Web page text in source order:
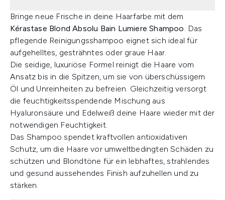
Bringe neue Frische in deine Haarfarbe mit dem
Kérastase Blond Absolu Bain Lumiere Shampoo. Das
pflegende Reinigungsshampoo eignet sich ideal für
aufgehelltes, gesträhntes oder graue Haar.
Die seidige, luxuriöse Formel reinigt die Haare vom
Ansatz bis in die Spitzen, um sie von überschüssigem
Öl und Unreinheiten zu befreien. Gleichzeitig versorgt
die feuchtigkeitsspendende Mischung aus
Hyaluronsäure und Edelweiß deine Haare wieder mit der
notwendigen Feuchtigkeit.
Das Shampoo spendet kraftvollen antioxidativen
Schutz, um die Haare vor umweltbedingten Schäden zu
schützen und Blondtöne für ein lebhaftes, strahlendes
und gesund aussehendes Finish aufzuhellen und zu
stärken.